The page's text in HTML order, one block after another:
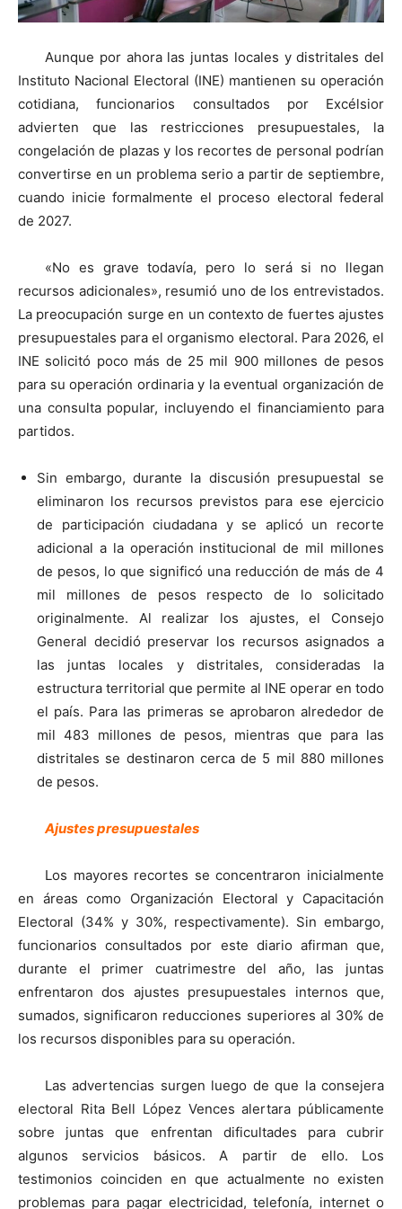
Aunque por ahora las juntas locales y distritales del
Instituto Nacional Electoral (INE) mantienen su operación
cotidiana, funcionarios consultados por Excélsior
advierten que las restricciones presupuestales, la
congelación de plazas y los recortes de personal podrían
convertirse en un problema serio a partir de septiembre,
cuando inicie formalmente el proceso electoral federal
de 2027.
«No es grave todavía, pero lo será si no llegan
recursos adicionales», resumió uno de los entrevistados.
La preocupación surge en un contexto de fuertes ajustes
presupuestales para el organismo electoral. Para 2026, el
INE solicitó poco más de 25 mil 900 millones de pesos
para su operación ordinaria y la eventual organización de
una consulta popular, incluyendo el financiamiento para
partidos.
Sin embargo, durante la discusión presupuestal se
eliminaron los recursos previstos para ese ejercicio
de participación ciudadana y se aplicó un recorte
adicional a la operación institucional de mil millones
de pesos, lo que significó una reducción de más de 4
mil millones de pesos respecto de lo solicitado
originalmente. Al realizar los ajustes, el Consejo
General decidió preservar los recursos asignados a
las juntas locales y distritales, consideradas la
estructura territorial que permite al INE operar en todo
el país. Para las primeras se aprobaron alrededor de
mil 483 millones de pesos, mientras que para las
distritales se destinaron cerca de 5 mil 880 millones
de pesos.
Ajustes presupuestales
Los mayores recortes se concentraron inicialmente
en áreas como Organización Electoral y Capacitación
Electoral (34% y 30%, respectivamente). Sin embargo,
funcionarios consultados por este diario afirman que,
durante el primer cuatrimestre del año, las juntas
enfrentaron dos ajustes presupuestales internos que,
sumados, significaron reducciones superiores al 30% de
los recursos disponibles para su operación.
Las advertencias surgen luego de que la consejera
electoral Rita Bell López Vences alertara públicamente
sobre juntas que enfrentan dificultades para cubrir
algunos servicios básicos. A partir de ello. Los
testimonios coinciden en que actualmente no existen
problemas para pagar electricidad, telefonía, internet o